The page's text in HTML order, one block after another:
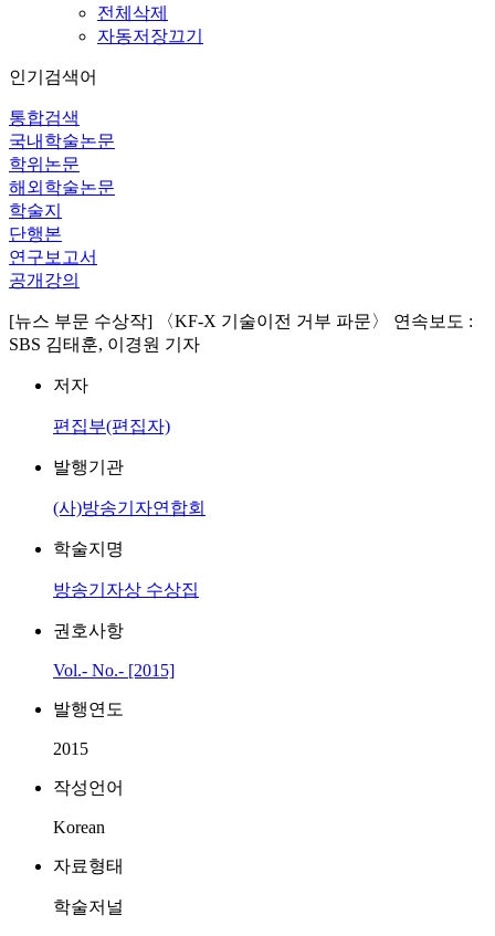
전체삭제
자동저장끄기
인기검색어
통합검색
국내학술논문
학위논문
해외학술논문
학술지
단행본
연구보고서
공개강의
[뉴스 부문 수상작] 〈KF-X 기술이전 거부 파문〉 연속보도 :
SBS 김태훈, 이경원 기자
저자
편집부(편집자)
발행기관
(사)방송기자연합회
학술지명
방송기자상 수상집
권호사항
Vol.- No.- [2015]
발행연도
2015
작성언어
Korean
자료형태
학술저널